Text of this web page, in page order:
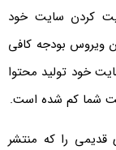
کردن سایت خود
ویروس بودجه کافی
خود تولید محتوا
شما کم شده است.
را که منتشر